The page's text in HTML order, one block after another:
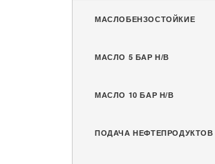
МАСЛОБЕНЗОСТОЙКИЕ
МАСЛО 5 БАР Н/В
МАСЛО 10 БАР Н/В
ПОДАЧА НЕФТЕПРОДУКТОВ